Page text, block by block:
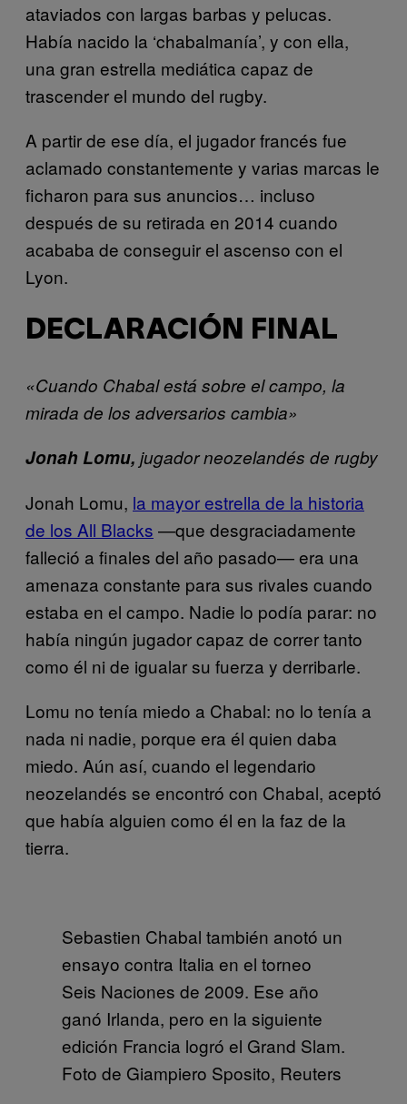
ataviados con largas barbas y pelucas.
Había nacido la ‘chabalmanía’, y con ella,
una gran estrella mediática capaz de
trascender el mundo del rugby.
A partir de ese día, el jugador francés fue
aclamado constantemente y varias marcas le
ficharon para sus anuncios… incluso
después de su retirada en 2014 cuando
acababa de conseguir el ascenso con el
Lyon.
DECLARACIÓN FINAL
«Cuando Chabal está sobre el campo, la
mirada de los adversarios cambia»
Jonah Lomu, jugador neozelandés de rugby
Jonah Lomu, la mayor estrella de la historia
de los All Blacks —que desgraciadamente
falleció a finales del año pasado— era una
amenaza constante para sus rivales cuando
estaba en el campo. Nadie lo podía parar: no
había ningún jugador capaz de correr tanto
como él ni de igualar su fuerza y derribarle.
Lomu no tenía miedo a Chabal: no lo tenía a
nada ni nadie, porque era él quien daba
miedo. Aún así, cuando el legendario
neozelandés se encontró con Chabal, aceptó
que había alguien como él en la faz de la
tierra.
Sebastien Chabal también anotó un
ensayo contra Italia en el torneo
Seis Naciones de 2009. Ese año
ganó Irlanda, pero en la siguiente
edición Francia logró el Grand Slam.
Foto de Giampiero Sposito, Reuters